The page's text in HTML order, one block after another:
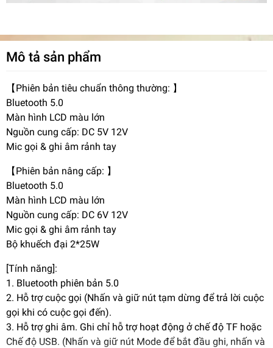
Mô tả sản phẩm
【Phiên bản tiêu chuẩn thông thường: 】
Bluetooth 5.0
Màn hình LCD màu lớn
Nguồn cung cấp: DC 5V 12V
Mic gọi & ghi âm rảnh tay
【Phiên bản nâng cấp: 】
Bluetooth 5.0
Màn hình LCD màu lớn
Nguồn cung cấp: DC 6V 12V
Mic gọi & ghi âm rảnh tay
Bộ khuếch đại 2*25W
[Tính năng]:
1. Bluetooth phiên bản 5.0
2. Hỗ trợ cuộc gọi (Nhấn và giữ nút tạm dừng để trả lời cuộc
gọi khi có cuộc gọi đến).
3. Hỗ trợ ghi âm. Ghi chỉ hỗ trợ hoạt động ở chế độ TF hoặc
Chế độ USB. (Nhấn và giữ nút Mode để bắt đầu ghi, nhấn và